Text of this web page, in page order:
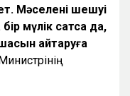
Мәселені шешуі
бір мүлік сатса да,
қайтаруға